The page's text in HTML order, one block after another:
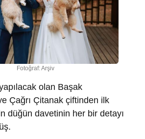
Fotoğraf: Arşiv
olan Başak
Çağrı Çitanak çiftinden ilk
düğün davetinin her bir detayı